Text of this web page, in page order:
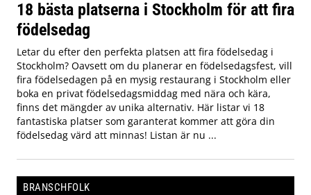
18 bästa platserna i Stockholm för att fira
födelsedag
Letar du efter den perfekta platsen att fira födelsedag i
Stockholm? Oavsett om du planerar en födelsedagsfest, vill
fira födelsedagen på en mysig restaurang i Stockholm eller
boka en privat födelsedagsmiddag med nära och kära,
finns det mängder av unika alternativ. Här listar vi 18
fantastiska platser som garanterat kommer att göra din
födelsedag värd att minnas! Listan är nu ...
BRANSCHFOLK